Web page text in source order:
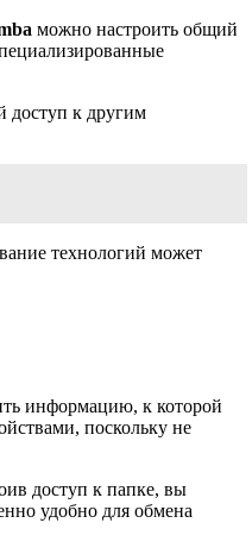
можно настроить общий
доступ к другим
технологий может
информацию, к которой
поскольку не
доступ к папке, вы
удобно для обмена